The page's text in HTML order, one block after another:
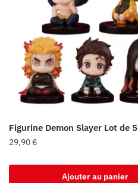
Figurine Demon Slayer Lot de 5
29,90€
Ajouter au panier